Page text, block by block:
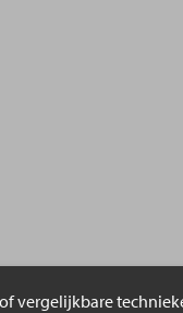
vergelijkbare